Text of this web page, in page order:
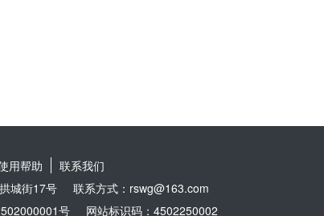
用帮助
联系我们
城街17号
联系方式：rswg@163.com
号 网站标识码：4502250002